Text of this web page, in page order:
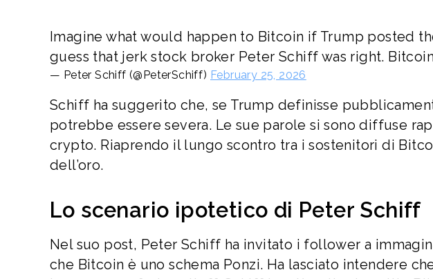
Imagine what would happen to Bitcoin if Trump posted
guess that jerk stock broker Peter Schiff was right. Bitcoin
— Peter Schiff (@PeterSchiff) February 25, 2026
Schiff ha suggerito che, se Trump definisse
potrebbe essere severa. Le sue parole si sono diffuse
crypto. Riaprendo il lungo scontro tra i sostenitori di
dell’oro.
Lo scenario ipotetico di Peter Schiff
Nel suo post, Peter Schiff ha invitato i follower a
che Bitcoin è uno schema Ponzi. Ha lasciato intendere